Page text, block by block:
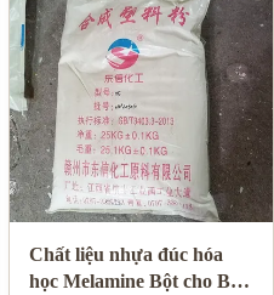
Chất liệu nhựa đúc hóa
học Melamine Bột cho Bộ